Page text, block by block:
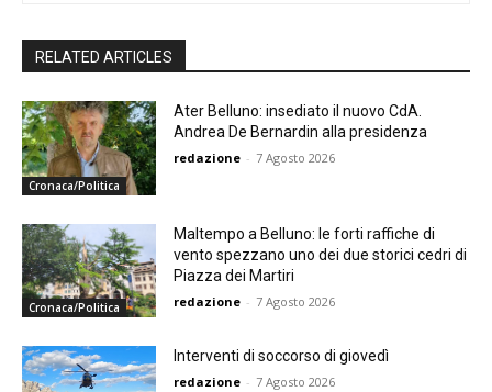
RELATED ARTICLES
Cronaca/Politica
Ater Belluno: insediato il nuovo CdA.
Andrea De Bernardin alla presidenza
redazione - 7 Agosto 2026
Cronaca/Politica
Maltempo a Belluno: le forti raffiche di
vento spezzano uno dei due storici cedri di
Piazza dei Martiri
redazione - 7 Agosto 2026
Interventi di soccorso di giovedì
redazione - 7 Agosto 2026